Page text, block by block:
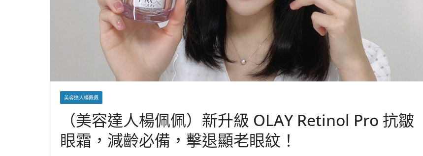
美容達人楊佩佩
（美容達人楊佩佩）新升級 OLAY Retinol Pro 抗皺
眼霜，減齡必備，擊退顯老眼紋！